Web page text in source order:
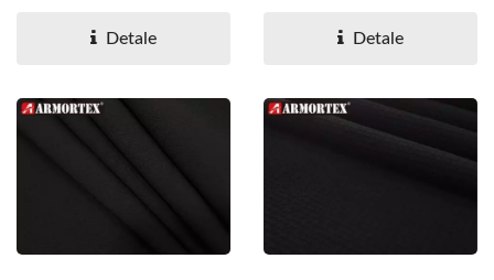
ochrony przed...
Detale Detale